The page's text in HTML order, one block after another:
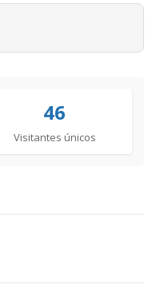
46
Visitantes únicos